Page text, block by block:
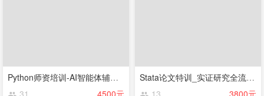
Python师资培训-AI智能体辅助机器学习学术实战 2026new
Stata论文特训_实证研究全流程与论文精讲复刻及AI助力